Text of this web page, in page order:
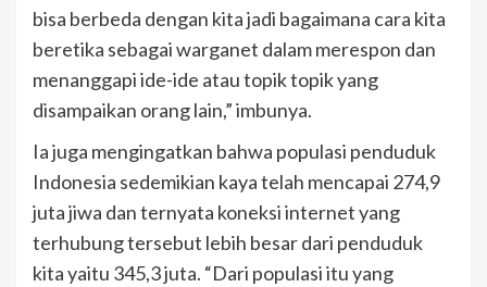
bisa berbeda dengan kita jadi bagaimana cara kita
beretika sebagai warganet dalam merespon dan
menanggapi ide-ide atau topik topik yang
disampaikan orang lain,” imbunya.
Ia juga mengingatkan bahwa populasi penduduk
Indonesia sedemikian kaya telah mencapai 274,9
juta jiwa dan ternyata koneksi internet yang
terhubung tersebut lebih besar dari penduduk
kita yaitu 345,3 juta. “Dari populasi itu yang